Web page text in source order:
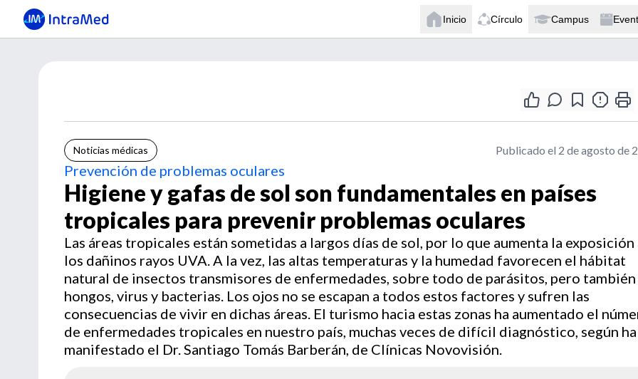
Inicio Círculo Campus
Noticias médicas Publicado el 2 de agosto de
Prevención de problemas oculares
Higiene y gafas de sol son fundamentales en países
tropicales para prevenir problemas oculares
Las áreas tropicales están sometidas a largos días de sol, por lo que aumenta la exposición
los dañinos rayos UVA. A la vez, las altas temperaturas y la humedad favorecen el hábitat
natural de insectos transmisores de enfermedades, sobre todo de parásitos, pero también
hongos, virus y bacterias. Los ojos no se escapan a todos estos factores y sufren las
consecuencias de vivir en dichas áreas. El turismo hacia estas zonas ha aumentado el
de enfermedades tropicales en nuestro país, muchas veces de difícil diagnóstico, según ha
manifestado el Dr. Santiago Tomás Barberán, de Clínicas Novovisión.